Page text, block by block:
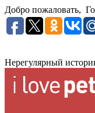
Добро пожаловать,
Нерегулярный